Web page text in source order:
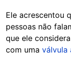
Ele acrescentou
pessoas não
que ele
com uma válvula